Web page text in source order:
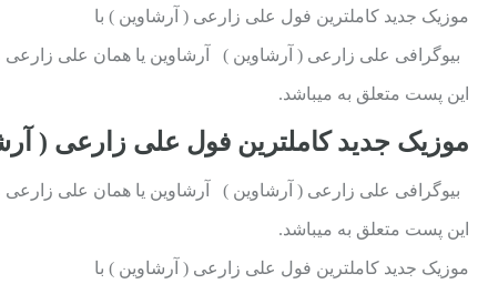
موزیک جدید کاملترین فول علی زارعی ( آرشاوین ) با
بیوگرافی علی زارعی ( آرشاوین ) آرشاوین یا همان علی زارعی
این پست متعلق به میباشد.
موزیک جدید کاملترین فول علی زارعی (
بیوگرافی علی زارعی ( آرشاوین ) آرشاوین یا همان علی زارعی
این پست متعلق به میباشد.
موزیک جدید کاملترین فول علی زارعی ( آرشاوین ) با